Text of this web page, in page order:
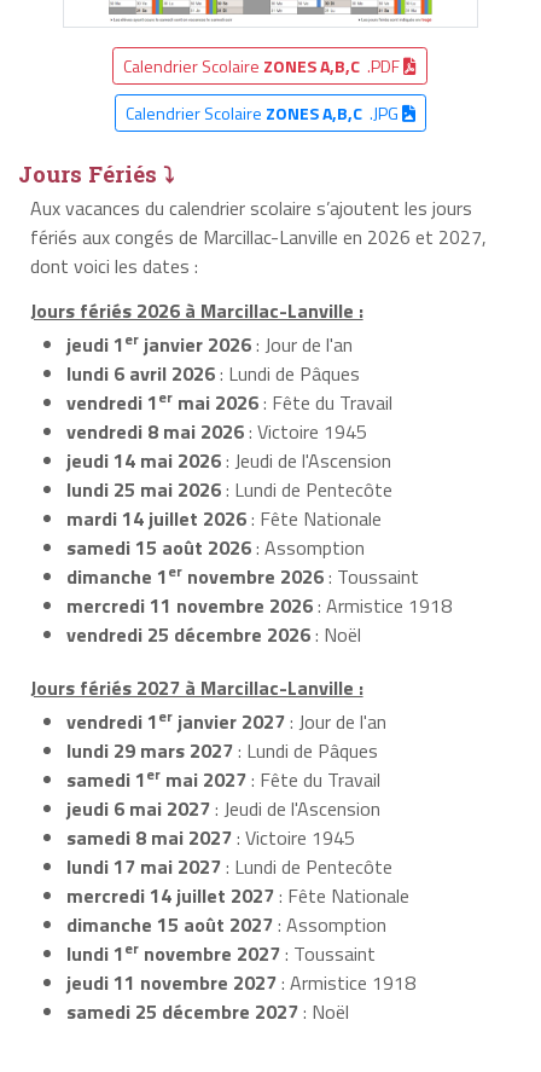
Calendrier Scolaire ZONES A,B,C .PDF
Calendrier Scolaire ZONES A,B,C.JPG
Jours Fériés ⤵
Aux vacances du calendrier scolaire s’ajoutent les jours
fériés aux congés de Marcillac-Lanville en 2026 et 2027,
dont voici les dates :
Jours fériés 2026 à Marcillac-Lanville :
jeudi 1er janvier 2026: Jour de l'an
lundi 6 avril 2026: Lundi de Pâques
vendredi 1er mai 2026: Fête du Travail
vendredi 8 mai 2026: Victoire 1945
jeudi 14 mai 2026: Jeudi de l'Ascension
lundi 25 mai 2026: Lundi de Pentecôte
mardi 14 juillet 2026: Fête Nationale
samedi 15 août 2026: Assomption
dimanche 1er novembre 2026: Toussaint
mercredi 11 novembre 2026: Armistice 1918
vendredi 25 décembre 2026: Noël
Jours fériés 2027 à Marcillac-Lanville :
vendredi 1er janvier 2027: Jour de l'an
lundi 29 mars 2027: Lundi de Pâques
samedi 1er mai 2027: Fête du Travail
jeudi 6 mai 2027: Jeudi de l'Ascension
samedi 8 mai 2027: Victoire 1945
lundi 17 mai 2027: Lundi de Pentecôte
mercredi 14 juillet 2027: Fête Nationale
dimanche 15 août 2027: Assomption
lundi 1er novembre 2027: Toussaint
jeudi 11 novembre 2027: Armistice 1918
samedi 25 décembre 2027: Noël